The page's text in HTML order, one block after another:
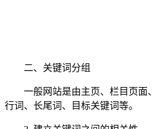
二、关键词分组
一般网站是由主页、栏目页面、
行词、长尾词、目标关键词等。